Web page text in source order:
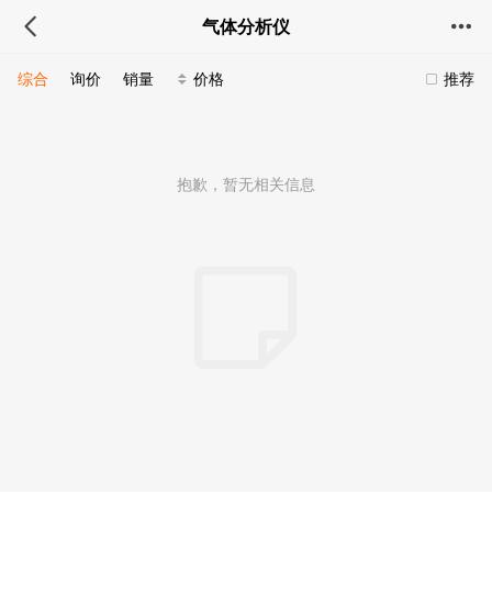
气体分析仪
推荐
综合 询价 销量 价格
抱歉，暂无相关信息